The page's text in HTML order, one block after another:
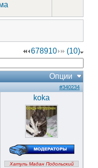
678910 (10)
Опции
#340234
koka
Хатуль Мадан Подольский